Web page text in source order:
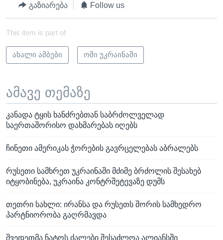
გაზიარება Follow us
This item is part of
ახალი ამბები ომი უკრაინაში
ამავე თემაზე
კანადა ტყის ხანძრებთან საბრძოლველად
საერთაშორისო დახმარებას იღებს
ჩინეთი ამერიკას ჭორების გავრცელებას აბრალებს
რუსეთი სამხრეთ უკრაინაში მძიმე ბრძოლის შესახებ
იტყობინება, უკრაინა კონტრშეტევაზე დუმს
თეთრი სახლი: ირანსა და რუსეთს შორის სამხედრო
პარტნიორობა გაღრმავდა
შვედეთმა ნატოს ძალები შესაძლოა ალიანსში